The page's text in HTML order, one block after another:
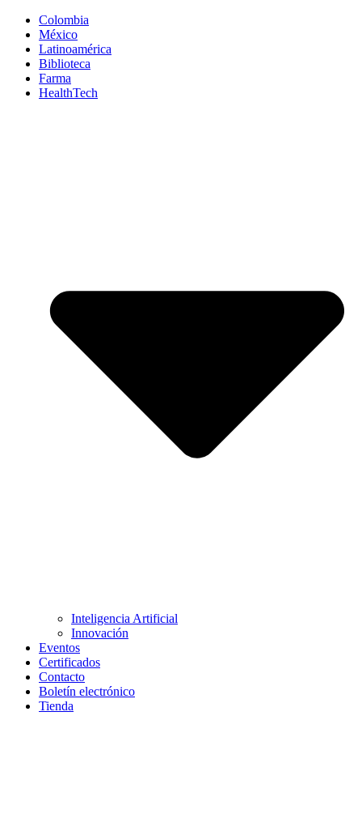
Colombia
México
Latinoamérica
Biblioteca
Farma
HealthTech
Inteligencia Artificial
Innovación
Eventos
Certificados
Contacto
Boletín electrónico
Tienda